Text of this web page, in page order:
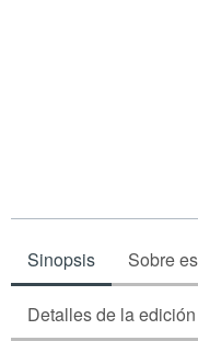
Sinopsis Sobre
Detalles de la edición